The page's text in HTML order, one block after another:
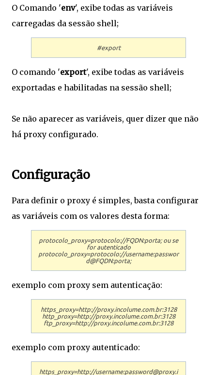
O Comando 'env', exibe todas as variáveis
carregadas da sessão shell;
#export
O comando 'export', exibe todas as variáveis
exportadas e habilitadas na sessão shell;
Se não aparecer as variáveis, quer dizer que não
há proxy configurado.
Configuração
Para definir o proxy é simples, basta configurar
as variáveis com os valores desta forma:
protocolo_proxy=protocolo://FQDN:porta; ou se
for autenticado
protocolo_proxy=protocolo://username:passwor
d@FQDN:porta;
exemplo com proxy sem autenticação:
https_proxy=http://proxy.incolume.com.br:3128
http_proxy=http://proxy.incolume.com.br:3128
ftp_proxy=http://proxy.incolume.com.br:3128
exemplo com proxy autenticado:
https_proxy=http://username:password@proxy.i